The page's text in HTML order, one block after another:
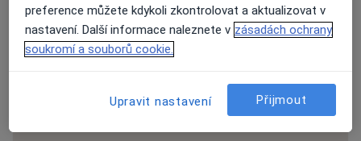
Přidejte svůj názor
preference můžete kdykoli zkontrolovat a aktualizovat v
nastavení. Další informace naleznete v zásadách ochrany
soukromí a souborů cookie.
Upravit nastavení Přijmout